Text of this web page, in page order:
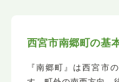
西宮市南郷町の基
『南郷町』は西宮市